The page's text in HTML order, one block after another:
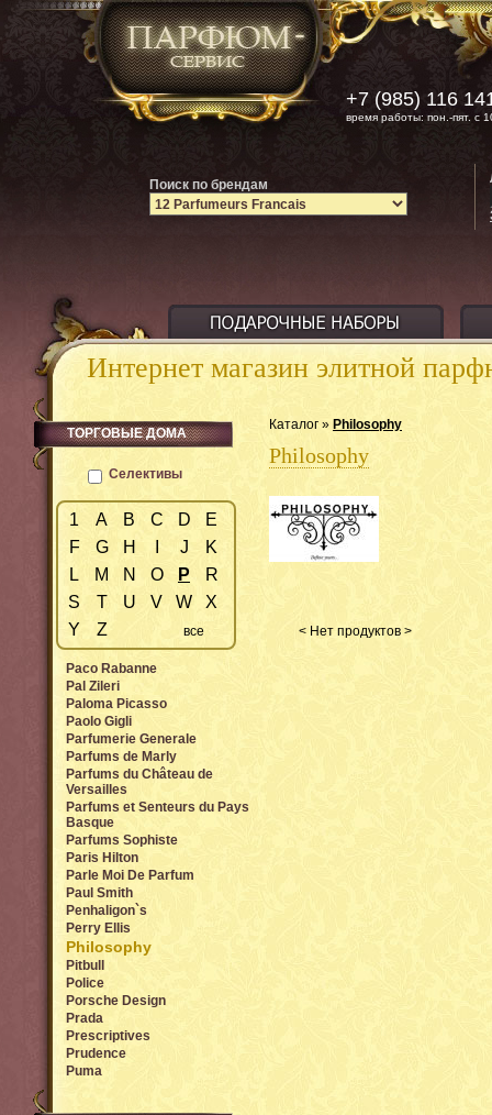
Интернет магазин элитной
Каталог » Philosophy
Philosophy
< Нет продуктов >
ТОРГОВЫЕ ДОМА
Селективы
1 A B C D
E
F
G H J
K
L
M N O P
R
S
T U V W
X
Y
Z все
Paco Rabanne
Pal Zileri
Paloma Picasso
Paolo Gigli
Parfumerie Generale
Parfums de Marly
Parfums du Château de
Versailles
Parfums et Senteurs du Pays
Basque
Parfums Sophiste
Paris Hilton
Parle Moi De Parfum
Paul Smith
Penhaligon`s
Perry Ellis
Philosophy
Pitbull
Police
Porsche Design
Prada
Prescriptives
Prudence
Puma
+7 (985) 116
время работы: пон.-пят. с
Поиск по брендам